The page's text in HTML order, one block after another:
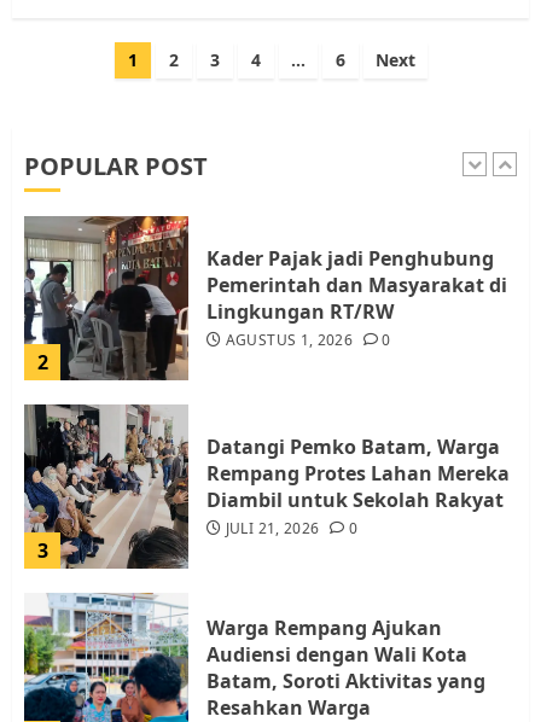
Paginasi1 2 3 4 … 6 Next
POPULAR POST
1
Pemko Batam Tegaskan RT dan
2
Kader Pajak jadi Penghubung
Pemerintah dan Masyarakat di
Lingkungan RT/RW
AGUSTUS 1, 2026 0
3
Datangi Pemko Batam, Warga
Rempang Protes Lahan Mereka
Diambil untuk Sekolah Rakyat
JULI 21, 2026 0
Warga Rempang Ajukan
Audiensi dengan Wali Kota
Batam, Soroti Aktivitas yang
Resahkan Warga